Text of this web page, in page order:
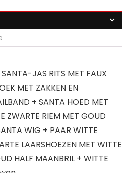
JAS RITS MET FAUX
MET ZAKKEN EN
+ SANTA HOED MET
ZWARTE RIEM MET GOUD
WIG + PAAR WITTE
LAARSHOEZEN MET WITTE
HALF MAANBRIL + WITTE